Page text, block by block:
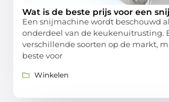
Wat is de beste prijs voor een
Een snijmachine wordt beschouwd
onderdeel van de keukenuitrusting.
verschillende soorten op de markt,
beste voor
Winkelen